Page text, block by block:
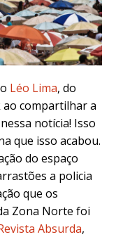
Léo Lima, do
ao compartilhar a
notícia! Isso
que isso acabou.
do espaço
a policia
que os
Zona Norte foi
Absurda,